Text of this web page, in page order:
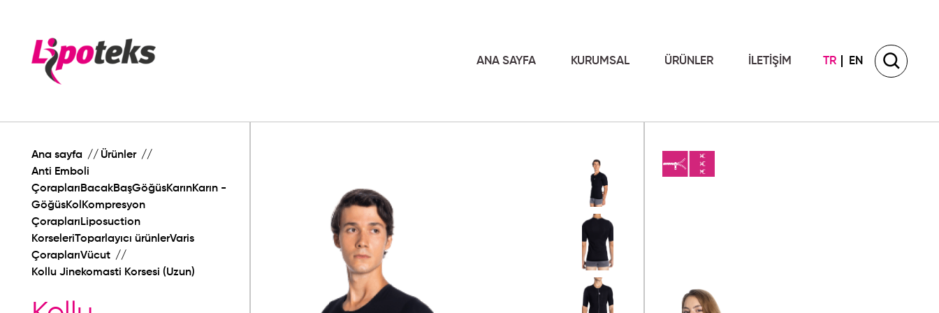
ANA SAYFA KURUMSAL ÜRÜNLER İLETİŞİM TR EN
Ana sayfa
Ürünler
Anti Emboli
ÇoraplarıBacakBaşGöğüsKarınKarın -
GöğüsKolKompresyon
ÇoraplarıLiposuction
KorseleriToparlayıcı ürünlerVaris
ÇoraplarıVücut
Kollu Jinekomasti Korsesi (Uzun)